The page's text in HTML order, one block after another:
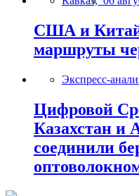
США и Китай
маршруты
Экспресс-
Цифровой
Казахстан и
соединили